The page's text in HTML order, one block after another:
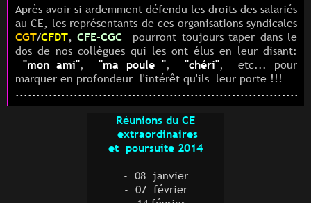
Après avoir si ardemment défendu les droits des salariés
au CE, les représentants de ces organisations syndicales
CGT/CFDT,CFE-CGC
pourront toujours taper dans le
dos de nos collègues qui les ont élus en leur disant:
"mon ami","ma poule ","chéri", etc... pour
marquer en profondeur l'intérêt qu'ils leur porte !!!
Réunions du CE
extraordinaires
et poursuite 2014
- 08 janvier
- 07 février